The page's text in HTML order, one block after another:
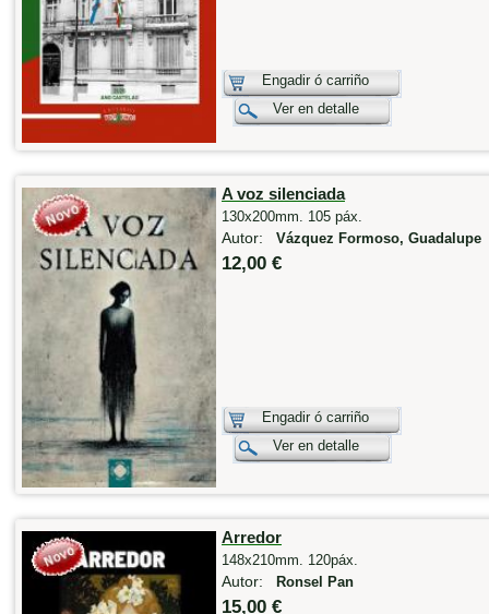
Engadir ó carriño
Ver en detalle
A voz silenciada
130x200mm. 105 páx.
Autor: Vázquez Formoso, Guadalupe
12,00 €
Engadir ó carriño
Ver en detalle
Arredor
148x210mm. 120páx.
Autor: Ronsel Pan
15,00 €